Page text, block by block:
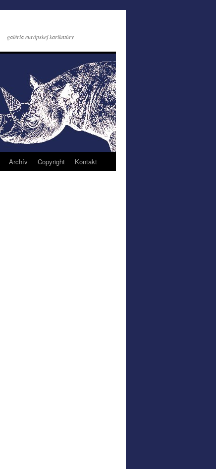
galéria európskej karikatúry
Archív Copyright Kontakt